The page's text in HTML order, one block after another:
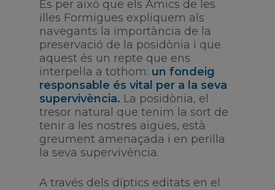
És per això que els Amics de les
illes Formigues expliquem als
navegants la importància de la
preservació de la posidònia i que
aquest és un repte que ens
interpel·la a tothom: un fondeig
responsable és vital per a la seva
supervivència. La posidònia, el
tresor natural que tenim la sort de
tenir a les nostres aigües, està
greument amenaçada i en perilla
la seva supervivència.
A través dels díptics editats en el